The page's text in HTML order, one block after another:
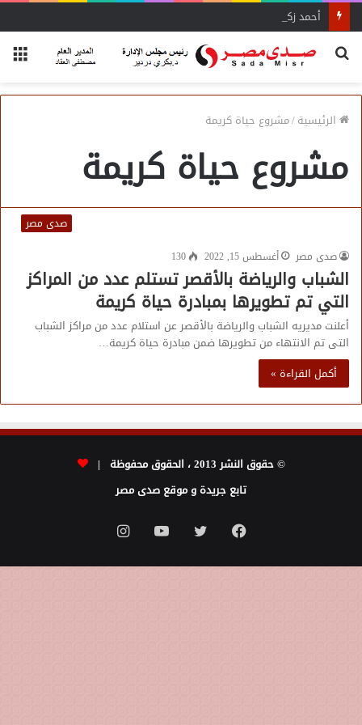
أحمد زكي: مبادرة “مصر تنطلق بالتصدير”
بحث
الرئيسية/مشروع حياة كريمة
مشروع حياة كريمة
صدى مصر
صدى مصر
أغسطس 15, 2022 130
الشباب والرياضة بالأقصر تستلم عدد من المراكز
التي تم تطويرها بمبادرة حياة كريمة
أعلنت مديريه الشباب والرياضة بالأقصر عن استلام عدد من مراكز الشباب
التى تم الانتهاء من تطويرها ضمن مبادرة حياة كريمة…
أكمل القراءة »
© حقوق النشر 2013 ، الحقوق محفوظة |
تابع جريدة و موقع صدى مصر
فيسبوك تويتر يوتيوبانستقرام